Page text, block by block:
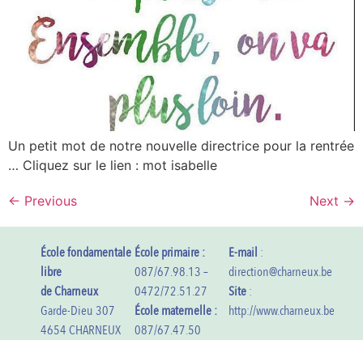
Un petit mot de notre nouvelle directrice pour la rentrée
… Cliquez sur le lien : mot isabelle
← Previous Next →
École fondamentale
libre
de Charneux
Garde-Dieu 307
4654 CHARNEUX
École primaire :
087/67.98.13 –
0472/72.51.27
École maternelle :
087/67.47.50
E-mail :
direction@charneux.be
Site:
http://www.charneux.be